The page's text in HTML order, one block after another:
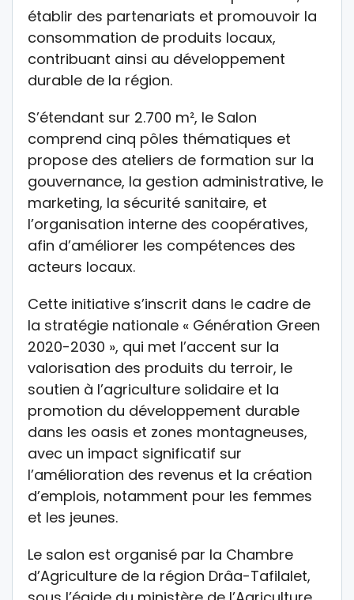
établir des partenariats et promouvoir la
consommation de produits locaux,
contribuant ainsi au développement
durable de la région.
S’étendant sur 2.700 m², le Salon
comprend cinq pôles thématiques et
propose des ateliers de formation sur la
gouvernance, la gestion administrative, le
marketing, la sécurité sanitaire, et
l’organisation interne des coopératives,
afin d’améliorer les compétences des
acteurs locaux.
Cette initiative s’inscrit dans le cadre de
la stratégie nationale « Génération Green
2020-2030 », qui met l’accent sur la
valorisation des produits du terroir, le
soutien à l’agriculture solidaire et la
promotion du développement durable
dans les oasis et zones montagneuses,
avec un impact significatif sur
l’amélioration des revenus et la création
d’emplois, notamment pour les femmes
et les jeunes.
Le salon est organisé par la Chambre
d’Agriculture de la région Drâa-Tafilalet,